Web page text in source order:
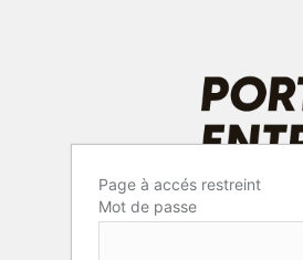
Page à accés restreint
Mot de passe